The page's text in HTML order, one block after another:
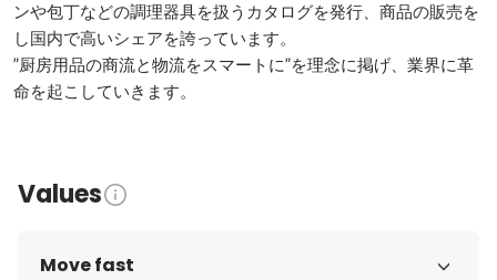
ンや包丁などの調理器具を扱うカタログを発行、商品の販売を
し国内で高いシェアを誇っています。
”厨房用品の商流と物流をスマートに”を理念に掲げ、業界に革
命を起こしていきます。
Values
Move fast